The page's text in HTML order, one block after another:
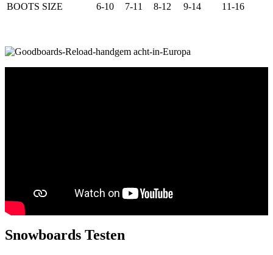
BOOTS SIZE
6-10 7-11 8-12 9-14 11-16
Snowboards Testen